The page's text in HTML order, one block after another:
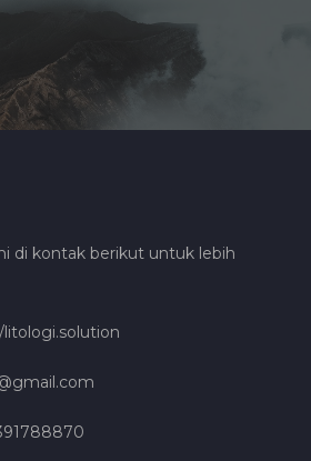
di kontak berikut untuk lebih